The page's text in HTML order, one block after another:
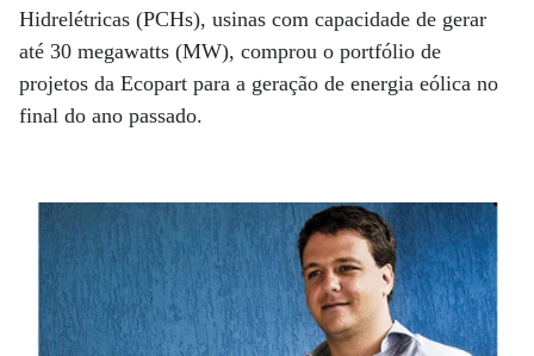
Hidrelétricas (PCHs), usinas com capacidade de gerar
até 30 megawatts (MW), comprou o portfólio de
projetos da Ecopart para a geração de energia eólica no
final do ano passado.